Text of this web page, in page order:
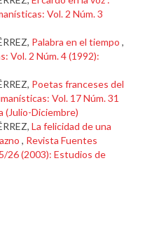
Vol. 2 Núm. 3
Palabra en el tiempo ,
Vol. 2 Núm. 4 (1992):
Poetas franceses del
Vol. 17 Núm. 31
(Julio-Diciembre)
La felicidad de una
, Revista Fuentes
26 (2003): Estudios de